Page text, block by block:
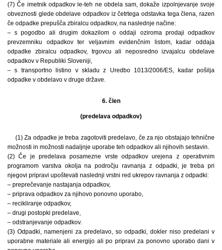
(7) Če imetnik odpadkov le-teh ne obdela sam, dokaže izpolnjevanje svoje
obveznosti glede obdelave odpadkov iz četrtega odstavka tega člena, razen
če odpadke prepušča zbiralcu odpadkov, na naslednje načine:
– s pogodbo ali drugim dokazilom o oddaji oziroma prodaji odpadkov
prevzemniku odpadkov ter veljavnim evidenčnim listom, kadar oddaja
odpadke zbiralcu odpadkov, trgovcu ali neposredno izvajalcu obdelave
odpadkov v Republiki Sloveniji,
– s transportno listino v skladu z Uredbo 1013/2006/ES, kadar pošilja
odpadke v obdelavo v druge države.
6. člen
(predelava odpadkov)
(1) Za odpadke je treba zagotoviti predelavo, če za njo obstajajo tehnične
možnosti in možnosti nadaljnje uporabe teh odpadkov ali njihovih sestavin.
(2) Če je predelava posamezne vrste odpadkov urejena z operativnim
programom varstva okolja na področju ravnanja z odpadki, je treba pri
njegovi pripravi upoštevati naslednji vrstni red ukrepov ravnanja z odpadki:
– preprečevanje nastajanja odpadkov,
– priprava odpadkov za njihovo ponovno uporabo,
– recikliranje odpadkov,
– drugi postopki predelave,
– odstranjevanje odpadkov.
(3) Odpadki, namenjeni za predelavo, so odpadki, dokler niso predelani v
uporabne materiale ali energijo ali po pripravi za ponovno uporabo dani v